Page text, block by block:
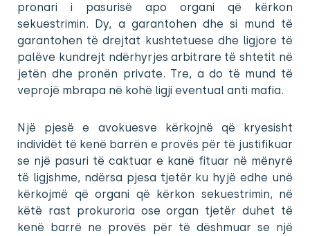
pronari i pasurisë apo organi që kërkon
sekuestrimin. Dy, a garantohen dhe si mund të
garantohen të drejtat kushtetuese dhe ligjore të
palëve kundrejt ndërhyrjes arbitrare të shtetit në
jetën dhe pronën private. Tre, a do të mund të
veprojë mbrapa në kohë ligji eventual anti mafia.
Një pjesë e avokuesve kërkojnë që kryesisht
individët të kenë barrën e provës për të justifikuar
se një pasuri të caktuar e kanë fituar në mënyrë
të ligjshme, ndërsa pjesa tjetër ku hyjë edhe unë
kërkojmë që organi që kërkon sekuestrimin, në
këtë rast prokuroria ose organ tjetër duhet të
kenë barrë ne provës për të dëshmuar se një